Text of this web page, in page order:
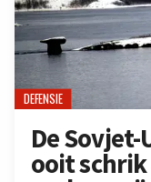
DEFENSIE
De Sovjet-
ooit